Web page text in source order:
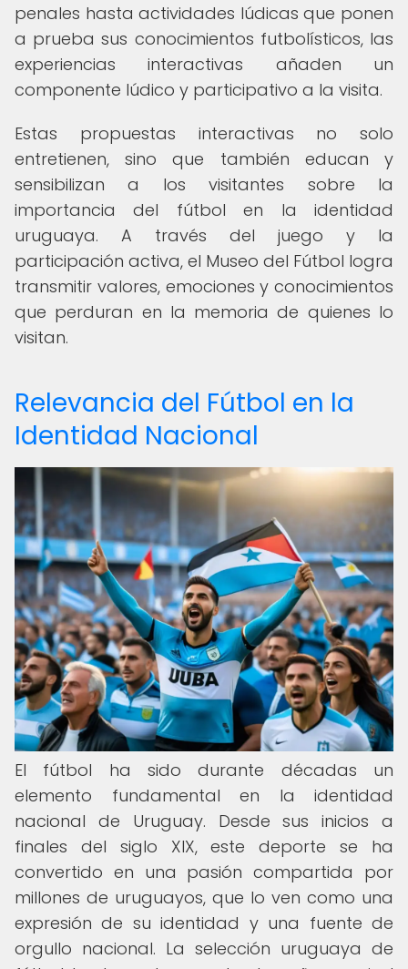
penales hasta actividades lúdicas que ponen
a prueba sus conocimientos futbolísticos, las
experiencias interactivas añaden un
componente lúdico y participativo a la visita.
Estas propuestas interactivas no solo
entretienen, sino que también educan y
sensibilizan a los visitantes sobre la
importancia del fútbol en la identidad
uruguaya. A través del juego y la
participación activa, el Museo del Fútbol logra
transmitir valores, emociones y conocimientos
que perduran en la memoria de quienes lo
visitan.
Relevancia del Fútbol en la
Identidad Nacional
El fútbol ha sido durante décadas un
elemento fundamental en la identidad
nacional de Uruguay. Desde sus inicios a
finales del siglo XIX, este deporte se ha
convertido en una pasión compartida por
millones de uruguayos, que lo ven como una
expresión de su identidad y una fuente de
orgullo nacional. La selección uruguaya de